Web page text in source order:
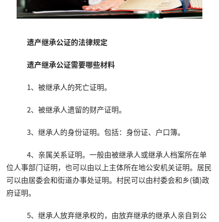
遗产继承公证的法律规定
遗产继承公证需要哪些材料
1、被继承人的死亡证明。
2、被继承人遗留的财产证明。
3、继承人的身份证明。包括：身份证、户口簿。
4、亲属关系证明。一般由被继承人或继承人档案所在单
位人事部门证明，也可以由以上主体所在地公安机关证明。居民
可以由居委会和街道办事处证明。村民可以由村委会和乡(镇)政
府证明。
5、继承人放弃继承权的，由放弃继承的继承人亲自到公